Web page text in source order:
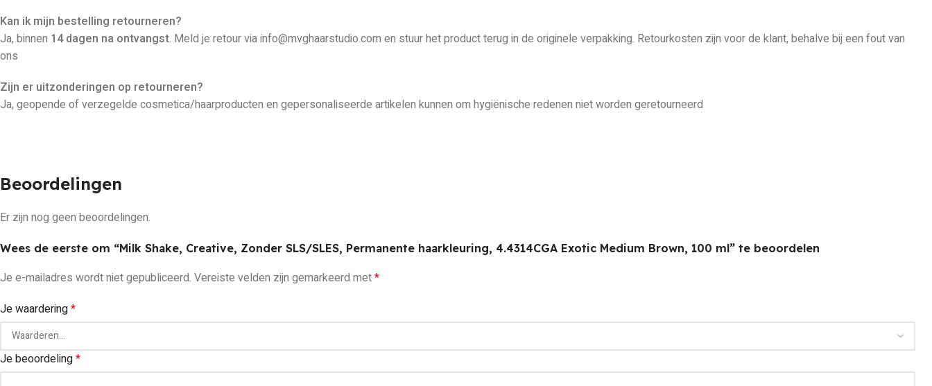
Kan ik mijn bestelling retourneren?
Ja, binnen 14 dagen na ontvangst. Meld je retour via info@mvghaarstudio.com en stuur het product terug in de originele verpakking. Retourkosten zijn voor de klant, behalve bij een fout van
ons
Zijn er uitzonderingen op retourneren?
Ja, geopende of verzegelde cosmetica/haarproducten en gepersonaliseerde artikelen kunnen om hygiënische redenen niet worden geretourneerd
Beoordelingen
Er zijn nog geen beoordelingen.
Wees de eerste om “Milk Shake, Creative, Zonder SLS/SLES, Permanente haarkleuring, 4.4314CGA Exotic Medium Brown, 100 ml” te beoordelen
Je e-mailadres wordt niet gepubliceerd. Vereiste velden zijn gemarkeerd met*
Je waardering*
Je beoordeling*